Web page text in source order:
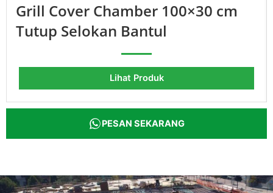
Grill Cover Chamber 100×30 cm
Tutup Selokan Bantul
Lihat Produk
PESAN SEKARANG